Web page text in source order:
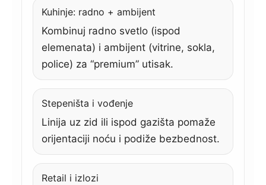
Kuhinje: radno + ambijent
Kombinuj radno svetlo (ispod
elemenata) i ambijent (vitrine, sokla,
police) za “premium” utisak.
Stepeništa i vođenje
Linija uz zid ili ispod gazišta pomaže
orijentaciji noću i podiže bezbednost.
Retail i izlozi